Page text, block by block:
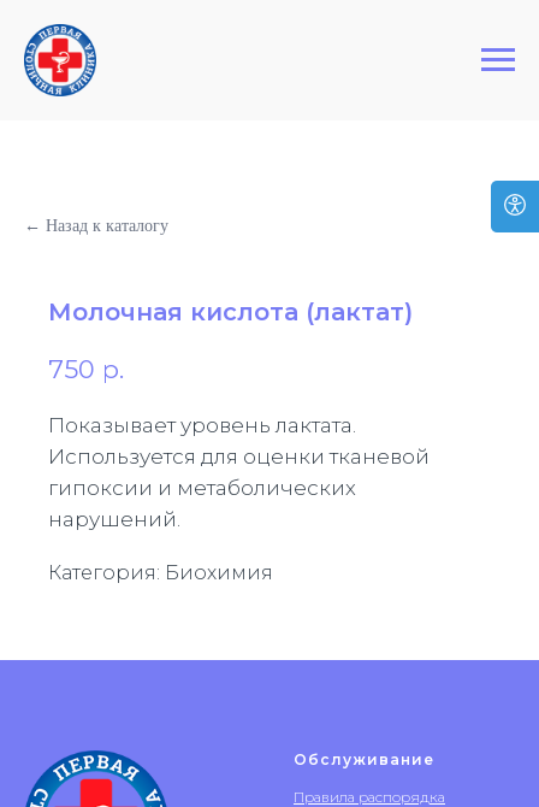
Первая Столичная Клиника
← Назад к каталогу
Молочная кислота (лактат)
750 р.
Показывает уровень лактата.
Используется для оценки тканевой
гипоксии и метаболических
нарушений.
Категория: Биохимия
Обслуживание
Правила распорядка